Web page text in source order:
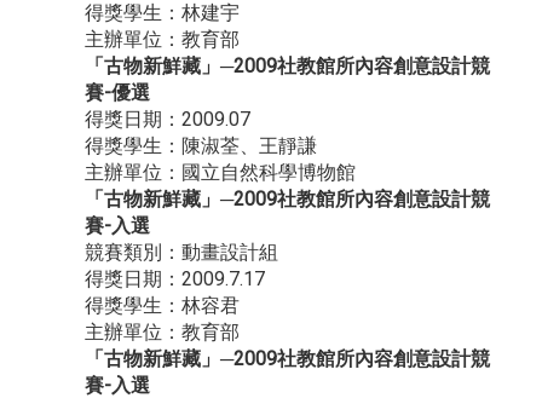
得獎學生：林建宇
主辦單位：教育部
「古物新鮮藏」─2009社教館所內容創意設計競
賽-優選
得獎日期：2009.07
得獎學生：陳淑荃、王靜謙
主辦單位：國立自然科學博物館
「古物新鮮藏」─2009社教館所內容創意設計競
賽-入選
競賽類別：動畫設計組
得獎日期：2009.7.17
得獎學生：林容君
主辦單位：教育部
「古物新鮮藏」─2009社教館所內容創意設計競
賽-入選